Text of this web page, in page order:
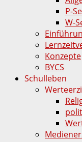
P-
W-
Konzepte
BYCS
Schulleben